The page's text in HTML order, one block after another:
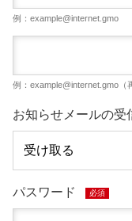
例： example@internet.gmo
例： example@internet.gmo （
お知らせメールの受
パスワード 必須